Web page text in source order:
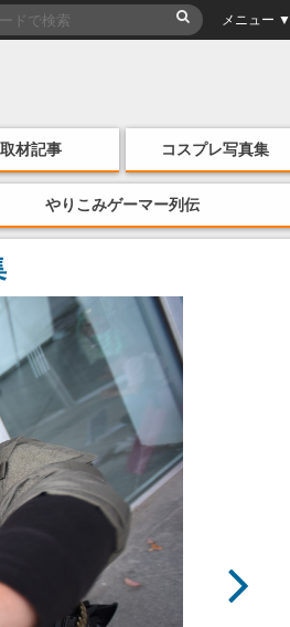
メニュー ▼
取材記事 コスプレ写真集
やりこみゲーマー列伝